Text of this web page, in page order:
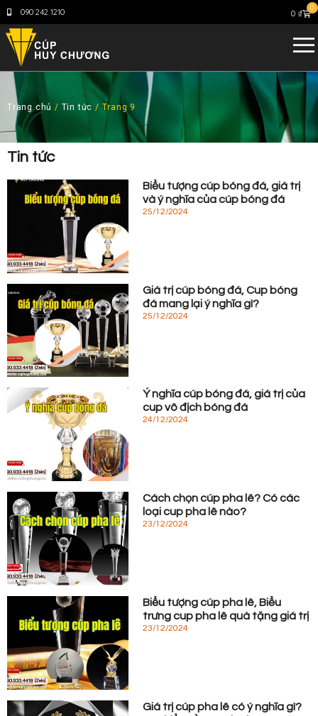
090 242 1210 0 ₫
0
Trang chủ / Tin tức / Trang 9
Tin tức
Biểu tượng cúp bóng đá, giá trị
và ý nghĩa của cúp bóng đá
25/12/2024
Giá trị cúp bóng đá, Cup bóng
đá mang lại ý nghĩa gì?
25/12/2024
Ý nghĩa cúp bóng đá, giá trị của
cup vô địch bóng đá
24/12/2024
Cách chọn cúp pha lê? Có các
loại cup pha lê nào?
23/12/2024
Biểu tượng cúp pha lê, Biểu
trưng cup pha lê quà tặng giá trị
23/12/2024
Giá trị cúp pha lê có ý nghĩa gì?